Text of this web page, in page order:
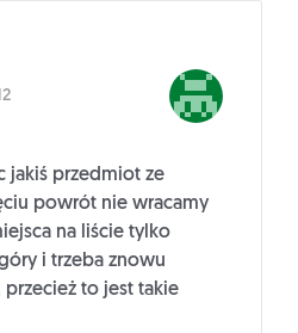
jakiś przedmiot ze
powrót nie wracamy
na liście tylko
i trzeba znowu
przecież to jest takie